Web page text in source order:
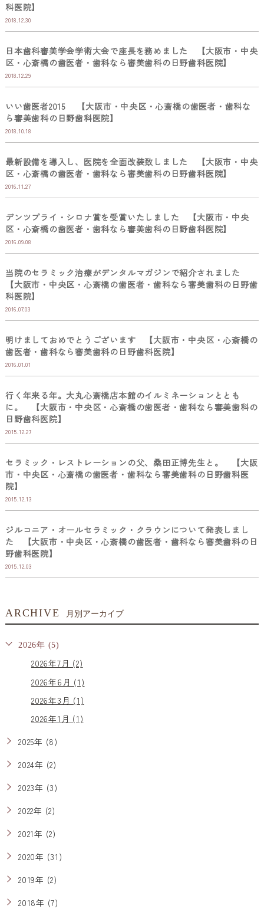
科医院】
2018.12.30
日本歯科審美学会学術大会で座長を務めました 【大阪市・中央
区・心斎橋の歯医者・歯科なら審美歯科の日野歯科医院】
2018.12.29
いい歯医者2015 【大阪市・中央区・心斎橋の歯医者・歯科な
ら審美歯科の日野歯科医院】
2018.10.18
最新設備を導入し、医院を全面改装致しました 【大阪市・中央
区・心斎橋の歯医者・歯科なら審美歯科の日野歯科医院】
2016.11.27
デンツプライ・シロナ賞を受賞いたしました 【大阪市・中央
区・心斎橋の歯医者・歯科なら審美歯科の日野歯科医院】
2016.09.08
当院のセラミック治療がデンタルマガジンで紹介されました
【大阪市・中央区・心斎橋の歯医者・歯科なら審美歯科の日野歯
科医院】
2016.07.03
明けましておめでとうございます 【大阪市・中央区・心斎橋の
歯医者・歯科なら審美歯科の日野歯科医院】
2016.01.01
行く年来る年。大丸心斎橋店本館のイルミネーションととも
に。 【大阪市・中央区・心斎橋の歯医者・歯科なら審美歯科の
日野歯科医院】
2015.12.27
セラミック・レストレーションの父、桑田正博先生と。 【大阪
市・中央区・心斎橋の歯医者・歯科なら審美歯科の日野歯科医
院】
2015.12.13
ジルコニア・オールセラミック・クラウンについて発表しまし
た 【大阪市・中央区・心斎橋の歯医者・歯科なら審美歯科の日
野歯科医院】
2015.12.03
ARCHIVE 月別アーカイブ
2026年 (5)
2026年7月 (2)
2026年6月 (1)
2026年3月 (1)
2026年1月 (1)
2025年 (8)
2024年 (2)
2023年 (3)
2022年 (2)
2021年 (2)
2020年 (31)
2019年 (2)
2018年 (7)